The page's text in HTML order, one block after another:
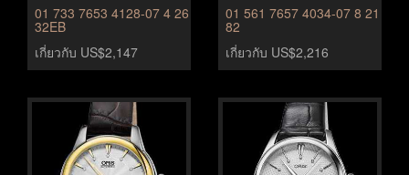
01 733 7653 4128-07 4 26
32EB
เกี่ยวกับ US$2,147
01 561 7657 4034-07 8 21
82
เกี่ยวกับ US$2,216